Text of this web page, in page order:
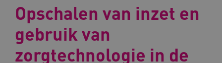
Opschalen van inzet en
gebruik van
zorgtechnologie in de